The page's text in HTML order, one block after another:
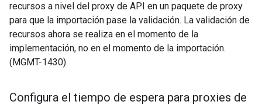
recursos a nivel del proxy de API en un paquete de proxy
para que la importación pase la validación. La validación de
recursos ahora se realiza en el momento de la
implementación, no en el momento de la importación.
(MGMT-1430)
Configura el tiempo de espera para proxies de